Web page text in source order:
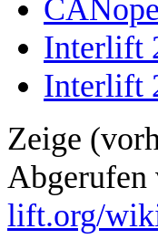
Interlift
Interlift
Zeige (
Abgerufen
lift.org/